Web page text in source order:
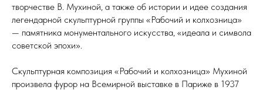
творчестве В. Мухиной, а также об истории и идее создания
легендарной скульптурной группы «Рабочий и колхозница»
— памятника монументального искусства, «идеала и символа
советской эпохи».
Скульптурная композиция «Рабочий и колхозница» Мухиной
произвела фурор на Всемирной выставке в Париже в 1937